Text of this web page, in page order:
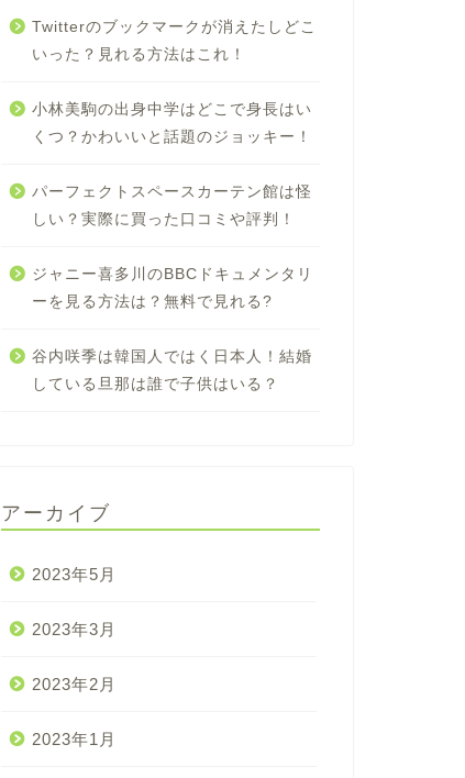
Twitterのブックマークが消えたしどこ
いった？見れる方法はこれ！
小林美駒の出身中学はどこで身長はい
くつ？かわいいと話題のジョッキー！
パーフェクトスペースカーテン館は怪
しい？実際に買った口コミや評判！
ジャニー喜多川のBBCドキュメンタリ
ーを見る方法は？無料で見れる?
谷内咲季は韓国人ではく日本人！結婚
している旦那は誰で子供はいる？
アーカイブ
2023年5月
2023年3月
2023年2月
2023年1月